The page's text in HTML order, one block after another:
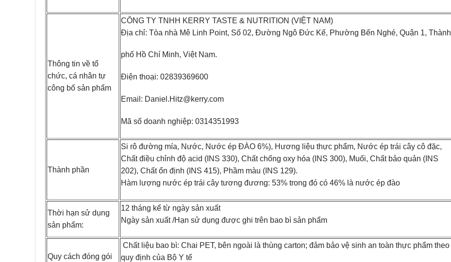
Thông tin về tổ
chức, cá nhân tự
công bố sản phẩm
CÔNG TY TNHH KERRY TASTE & NUTRITION (VIỆT NAM)
Địa chỉ: Tòa nhà Mê Linh Point, Số 02, Đường Ngô Đức Kế, Phường Bến Nghé, Quận 1, Thành
phố Hồ Chí Minh, Việt Nam.
Điện thoại: 02839369600
Email: Daniel.Hitz@kerry.com
Mã số doanh nghiệp: 0314351993
Thành phần
Si rô đường mía, Nước, Nước ép ĐÀO 6%), Hương liệu thực phẩm, Nước ép trái cây cô đặc,
Chất điều chỉnh độ acid (INS 330), Chất chống oxy hóa (INS 300), Muối, Chất bảo quản (INS
202), Chất ổn định (INS 415), Phầm màu (INS 129).
Hàm lượng nước ép trái cây tương đương: 53% trong đó có 46% là nước ép đào
Thời hạn sử dụng
sản phẩm:
12 tháng kể từ ngày sản xuất
Ngày sản xuất /Hạn sử dụng được ghi trên bao bì sản phẩm
Quy cách đóng gói
Chất liệu bao bì: Chai PET, bên ngoài là thùng carton; đảm bảo vệ sinh an toàn thực phẩm theo
quy định của Bộ Y tế